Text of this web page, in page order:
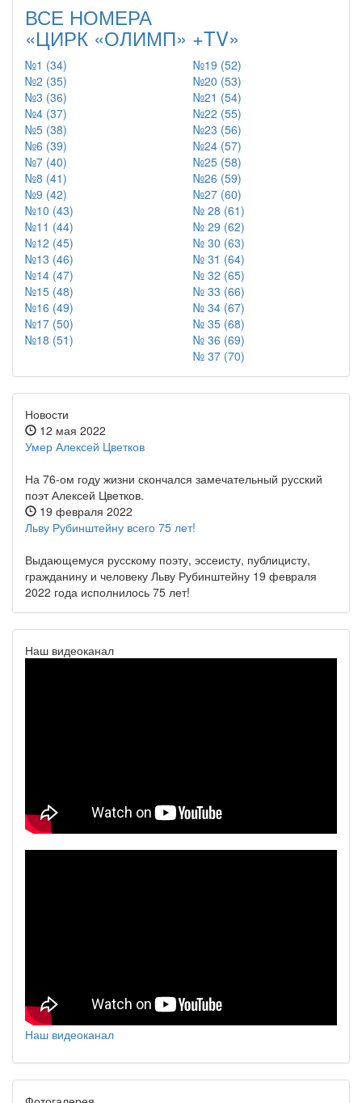
ВСЕ НОМЕРА
«ЦИРК «ОЛИМП» +TV»
№1 (34)
№2 (35)
№3 (36)
№4 (37)
№5 (38)
№6 (39)
№7 (40)
№8 (41)
№9 (42)
№10 (43)
№11 (44)
№12 (45)
№13 (46)
№14 (47)
№15 (48)
№16 (49)
№17 (50)
№18 (51)
№19 (52)
№20 (53)
№21 (54)
№22 (55)
№23 (56)
№24 (57)
№25 (58)
№26 (59)
№27 (60)
№ 28 (61)
№ 29 (62)
№ 30 (63)
№ 31 (64)
№ 32 (65)
№ 33 (66)
№ 34 (67)
№ 35 (68)
№ 36 (69)
№ 37 (70)
Новости
12 мая 2022
Умер Алексей Цветков
На 76-ом году жизни скончался замечательный русский
поэт Алексей Цветков.
19 февраля 2022
Льву Рубинштейну всего 75 лет!
Выдающемуся русскому поэту, эссеисту, публицисту,
гражданину и человеку Льву Рубинштейну 19 февраля
2022 года исполнилось 75 лет!
Наш видеоканал
Наш видеоканал